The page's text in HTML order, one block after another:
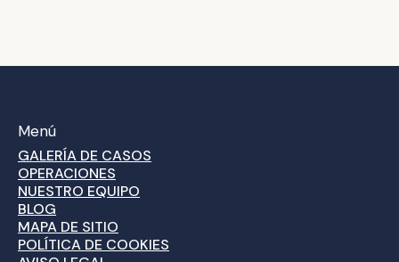
Menú
GALERÍA DE CASOS
OPERACIONES
NUESTRO EQUIPO
BLOG
MAPA DE SITIO
POLÍTICA DE COOKIES